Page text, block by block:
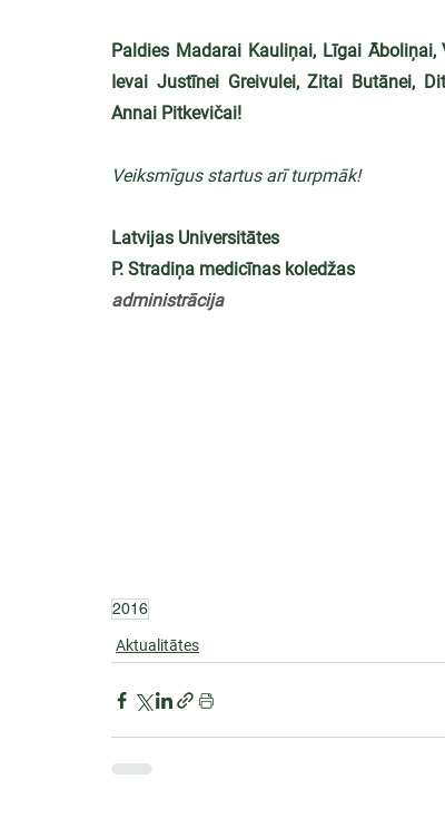
Paldies Madarai Kauliņai, Līgai
Ievai Justīnei Greivulei, Zitai Butānei,
Annai Pitkevičai!
Veiksmīgus startus arī turpmāk!
Latvijas Universitātes
P. Stradiņa medicīnas koledžas
administrācija
2016
Aktualitātes